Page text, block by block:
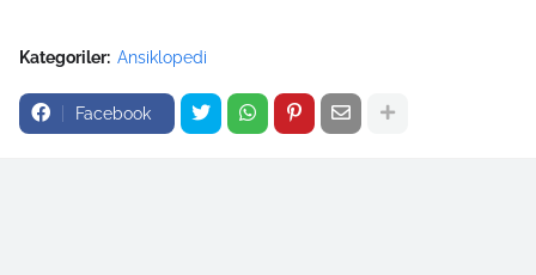
Kategoriler: Ansiklopedi
Facebook